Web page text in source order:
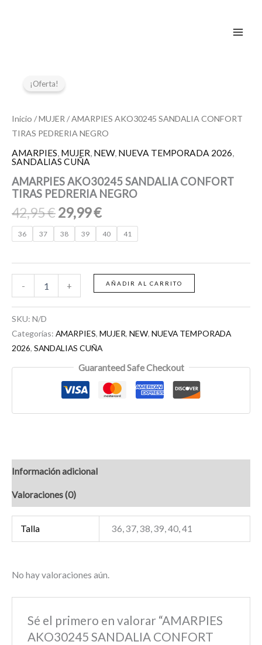
¡Oferta!
Inicio /MUJER / AMARPIES AKO30245 SANDALIA CONFORT
TIRAS PEDRERIA NEGRO
AMARPIES, MUJER, NEW, NUEVA TEMPORADA 2026,
SANDALIAS CUÑA
AMARPIES AKO30245 SANDALIA CONFORT
TIRAS PEDRERIA NEGRO
42,95€
era:
42,95 €.
29,99€
es:
29,99 €.
36 37 38 39 40 41
-
AKO30245
SANDALIA
TIRAS
NEGRO
cantidad
+ AÑADIR AL CARRITO
SKU: N/D
Categorías: AMARPIES, MUJER, NEW, NUEVA TEMPORADA
2026, SANDALIAS CUÑA
Guaranteed Safe Checkout
Información adicional
Valoraciones (0)
Talla 36, 37, 38, 39, 40, 41
No hay valoraciones aún.
Sé el primero en valorar “AMARPIES
AKO30245 SANDALIA CONFORT